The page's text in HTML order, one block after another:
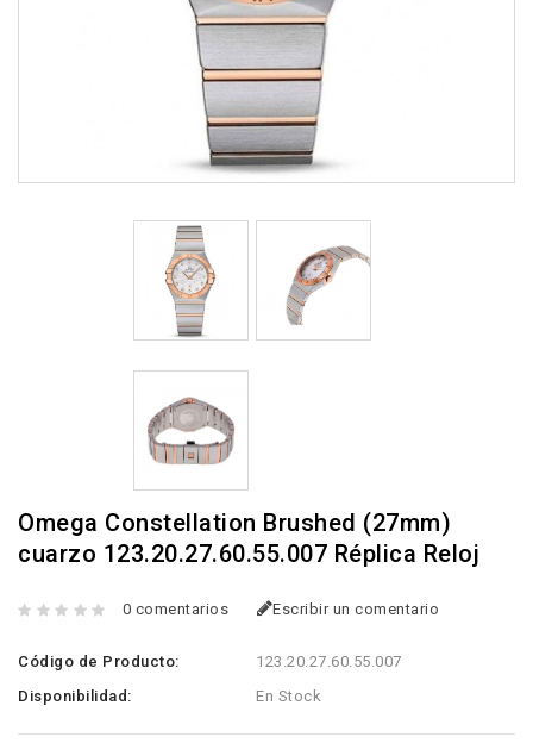
Omega Constellation Brushed (27mm)
cuarzo 123.20.27.60.55.007 Réplica Reloj
0 comentarios Escribir un comentario
Código de Producto:
123.20.27.60.55.007
Disponibilidad:
En Stock